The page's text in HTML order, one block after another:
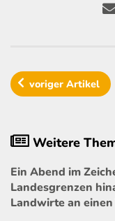
vorigerArtikel
Weitere
Ein Abend im
Landesgrenzen
Landwirte an einen